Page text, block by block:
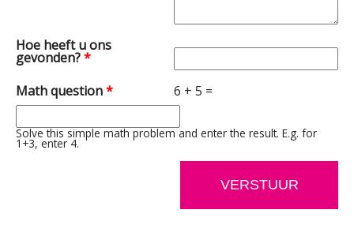
Hoe heeft u ons
gevonden?*
Math question* 6 + 5 =
Solve this simple math problem and enter the result. E.g. for
1+3, enter 4.